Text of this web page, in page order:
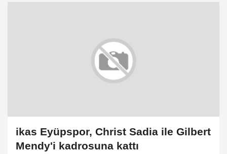
ikas Eyüpspor, Christ Sadia ile Gilbert
Mendy'i kadrosuna kattı